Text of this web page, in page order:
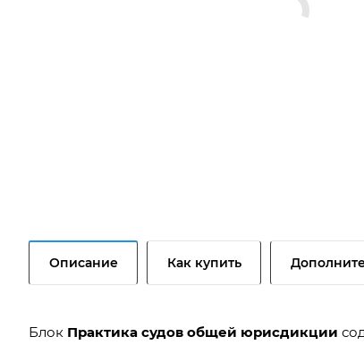
Описание Как купить
Блок Практика судов общей юрисдикции